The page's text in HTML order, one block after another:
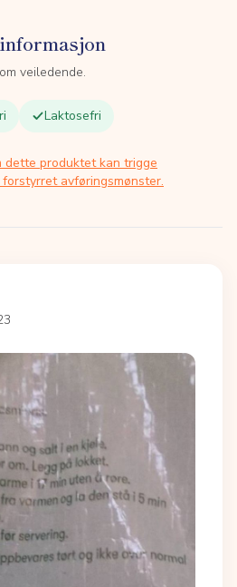
veiledende.
Laktosefri
dette produktet kan trigge
avføringsmønster.